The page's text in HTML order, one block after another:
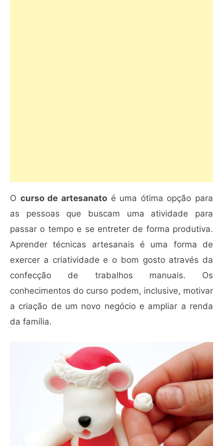
O curso de artesanatoé uma ótima opção para
as pessoas que buscam uma atividade para
passar o tempo e se entreter de forma produtiva.
Aprender técnicas artesanais é uma forma de
exercer a criatividade e o bom gosto através da
confecção de trabalhos manuais. Os
conhecimentos do curso podem, inclusive, motivar
a criação de um novo negócio e ampliar a renda
da família.